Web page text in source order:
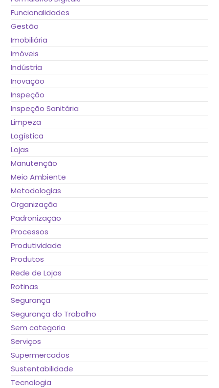
Funcionalidades
Gestão
Imobiliária
Imóveis
Indústria
Inovação
Inspeção
Inspeção Sanitária
Limpeza
Logística
Lojas
Manutenção
Meio Ambiente
Metodologias
Organização
Padronização
Processos
Produtividade
Produtos
Rede de Lojas
Rotinas
Segurança
Segurança do Trabalho
Sem categoria
Serviços
Supermercados
Sustentabilidade
Tecnologia